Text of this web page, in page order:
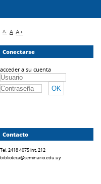
A- A A+
Conectarse
acceder a su cuenta
Contacto
Tel. 2418 4075 int. 212
biblioteca@seminario.edu.uy